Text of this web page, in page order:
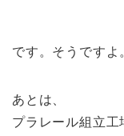
です。そうですよ
あとは、
プラレール組立工